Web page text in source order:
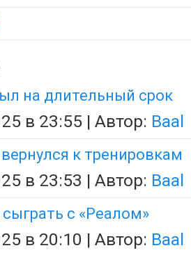
на длительный срок
в 23:55 | Автор: Baal
к тренировкам
в 23:53 | Автор: Baal
с «Реалом»
в 20:10 | Автор: Baal